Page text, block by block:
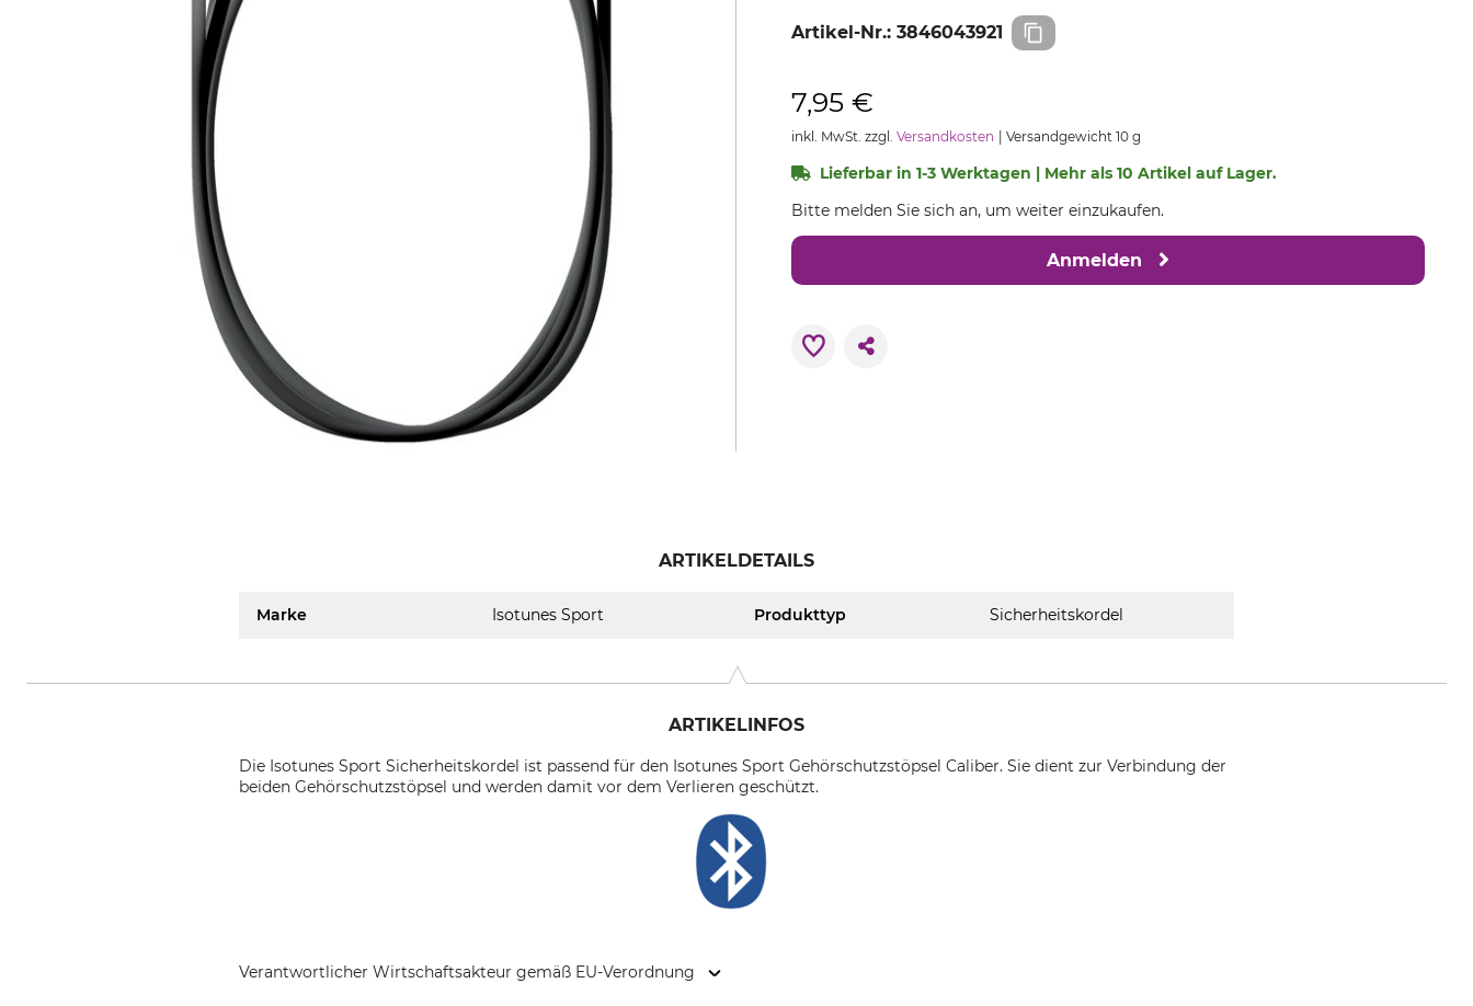
Artikel-Nr.: 3846043921
7,95 €
inkl. MwSt. zzgl. Versandkosten Versandgewicht 10 g
Lieferbar in 1-3 Werktagen | Mehr als 10 Artikel auf Lager.
Bitte melden Sie sich an, um weiter einzukaufen.
Anmelden
ARTIKELDETAILS
Marke Isotunes Sport Produkttyp Sicherheitskordel
ARTIKELINFOS
Die Isotunes Sport Sicherheitskordel ist passend für den Isotunes Sport Gehörschutzstöpsel Caliber. Sie dient zur Verbindung der
beiden Gehörschutzstöpsel und werden damit vor dem Verlieren geschützt.
Verantwortlicher Wirtschaftsakteur gemäß EU-Verordnung